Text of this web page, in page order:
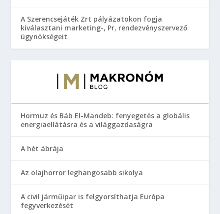
A Szerencsejáték Zrt pályázatokon fogja
kiválasztani marketing-, Pr, rendezvényszervező
ügynökségeit
Hormuz és Báb El-Mandeb: fenyegetés a globális
energiaellátásra és a világgazdaságra
A hét ábrája
Az olajhorror leghangosabb sikolya
A civil járműipar is felgyorsíthatja Európa
fegyverkezését